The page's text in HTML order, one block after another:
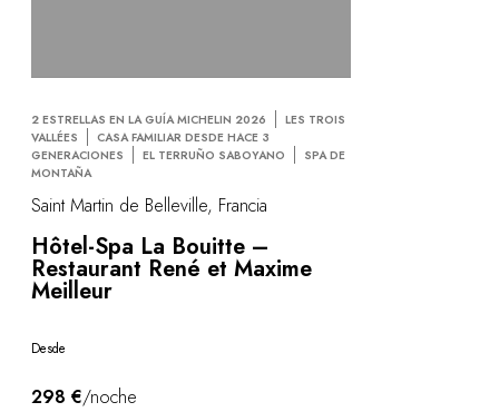
2 ESTRELLAS EN LA GUÍA MICHELIN 2026
LES TROIS
VALLÉES
CASA FAMILIAR DESDE HACE 3
GENERACIONES
EL TERRUÑO SABOYANO
SPA DE
MONTAÑA
Saint Martin de Belleville, Francia
Hôtel-Spa La Bouitte –
Restaurant René et Maxime
Meilleur
Desde
298 €/noche